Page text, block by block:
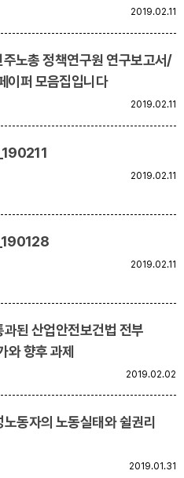
2019.02.11
노총 정책연구원 연구보고서/
이퍼 모음집입니다
2019.02.11
2019.02.11
2019.02.11
된 산업안전보건법 전부
와 향후 과제
2019.02.02
동자의 노동실태와 쉴권리
2019.01.31